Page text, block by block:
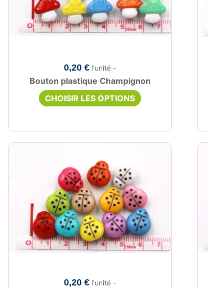
0,20 € l'unité -
Bouton plastique Champignon
CHOISIR LES OPTIONS
0,20 € l'unité -